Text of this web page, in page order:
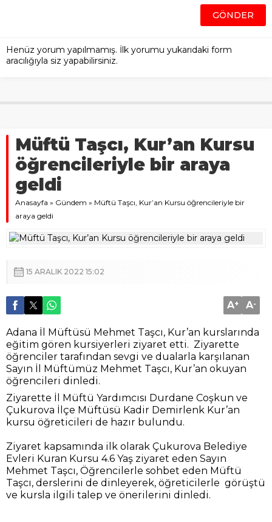
Henüz yorum yapılmamış. İlk yorumu yukarıdaki form
aracılığıyla siz yapabilirsiniz.
Müftü Taşcı, Kur’an Kursu
öğrencileriyle bir araya
geldi
Anasayfa » Gündem » Müftü Taşcı, Kur’an Kursu öğrencileriyle bir
araya geldi
15 ARALIK 2022 15:02
A+ A-
Adana İl Müftüsü Mehmet Taşcı, Kur’an kurslarında
eğitim gören kursiyerleri ziyaret etti. Ziyarette
öğrenciler tarafından sevgi ve dualarla karşılanan
Sayın İl Müftümüz Mehmet Taşcı, Kur’an okuyan
öğrencileri dinledi.
Ziyarette İl Müftü Yardımcısı Durdane Coşkun ve
Çukurova İlçe Müftüsü Kadir Demirlenk Kur’an
kursu öğreticileri de hazır bulundu.
Ziyaret kapsamında ilk olarak Çukurova Belediye
Evleri Kuran Kursu 4.6 Yaş ziyaret eden Sayın
Mehmet Taşcı, Öğrencilerle sohbet eden Müftü
Taşcı, derslerini de dinleyerek, öğreticilerle görüştü
ve kursla ilgili talep ve önerilerini dinledi.